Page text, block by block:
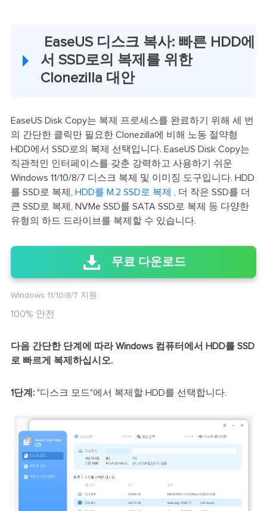
EaseUS 디스크 복사: 빠른 HDD에
서 SSD로의 복제를 위한
Clonezilla 대안
EaseUS Disk Copy는 복제 프로세스를 완료하기 위해 세 번
의 간단한 클릭만 필요한 Clonezilla에 비해 노동 절약형
HDD에서 SSD로의 복제 선택입니다. EaseUS Disk Copy는
직관적인 인터페이스를 갖춘 강력하고 사용하기 쉬운
Windows 11/10/8/7 디스크 복제 및 이미징 도구입니다. HDD
를 SSD로 복제,
HDD를 M.2 SSD로 복제
, 더 작은 SSD를 더
큰 SSD로 복제, NVMe SSD를 SATA SSD로 복제 등 다양한
유형의 하드 드라이브를 복제할 수 있습니다.
무료 다운로드
Windows 11/10/8/7 지원
100% 안전
다음 간단한 단계에 따라 Windows 컴퓨터에서 HDD를 SSD
로 빠르게 복제하십시오.
1단계:"디스크 모드"에서 복제할 HDD를 선택합니다.